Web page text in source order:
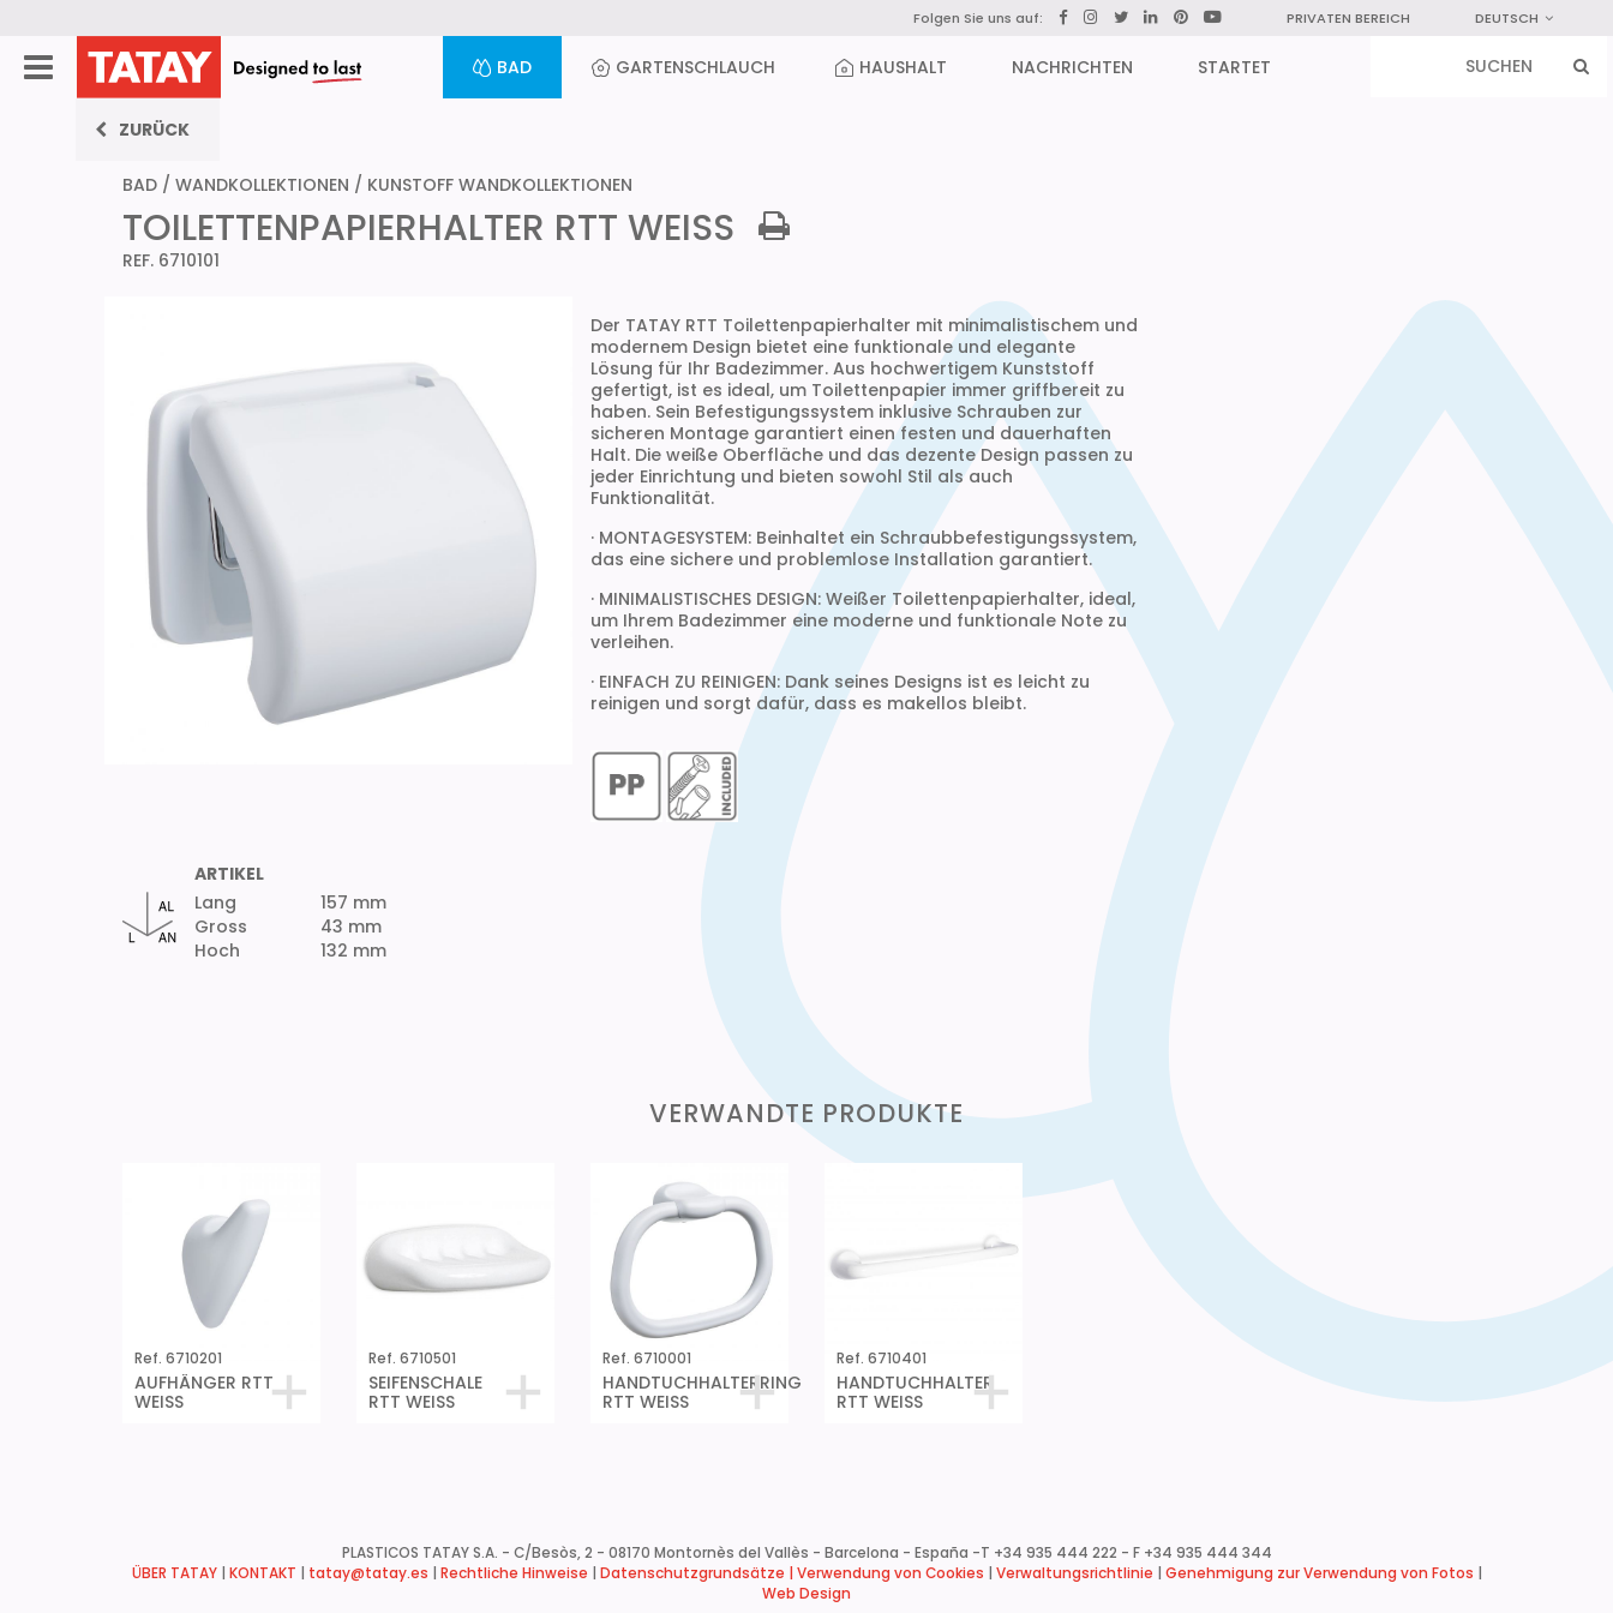
Folgen Sie uns auf: PRIVATEN BEREICH DEUTSCH
BAD GARTENSCHLAUCH HAUSHALT NACHRICHTEN STARTET
ZURÜCK
BAD / WANDKOLLEKTIONEN / KUNSTOFF WANDKOLLEKTIONEN
TOILETTENPAPIERHALTER RTT WEISS
REF. 6710101
Der TATAY RTT Toilettenpapierhalter mit minimalistischem und
modernem Design bietet eine funktionale und elegante
Lösung für Ihr Badezimmer. Aus hochwertigem Kunststoff
gefertigt, ist es ideal, um Toilettenpapier immer griffbereit zu
haben. Sein Befestigungssystem inklusive Schrauben zur
sicheren Montage garantiert einen festen und dauerhaften
Halt. Die weiße Oberfläche und das dezente Design passen zu
jeder Einrichtung und bieten sowohl Stil als auch
Funktionalität.
· MONTAGESYSTEM: Beinhaltet ein Schraubbefestigungssystem,
das eine sichere und problemlose Installation garantiert.
· MINIMALISTISCHES DESIGN: Weißer Toilettenpapierhalter, ideal,
um Ihrem Badezimmer eine moderne und funktionale Note zu
verleihen.
· EINFACH ZU REINIGEN: Dank seines Designs ist es leicht zu
reinigen und sorgt dafür, dass es makellos bleibt.
ARTIKEL
Lang
Gross
Hoch
157 mm
43 mm
132 mm
VERWANDTE PRODUKTE
Ref. 6710201
AUFHÄNGER RTT
WEISS
Ref. 6710501
SEIFENSCHALE
RTT WEISS
Ref. 6710001
HANDTUCHHALTERRING
RTT WEISS
Ref. 6710401
HANDTUCHHALTER
RTT WEISS
PLASTICOS TATAY S.A. - C/Besòs, 2 - 08170 Montornès del Vallès - Barcelona - España -T +34 935 444 222 - F +34 935 444 344
ÜBER TATAY| KONTAKT tatay@tatay.es Rechtliche Hinweise Datenschutzgrundsätze | Verwendung von Cookies Verwaltungsrichtlinie Genehmigung zur Verwendung von Fotos
Web Design